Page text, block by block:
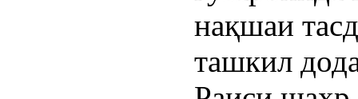
нақшаи
ташкил